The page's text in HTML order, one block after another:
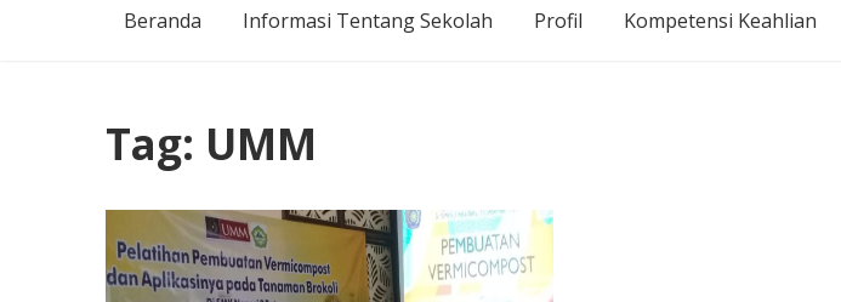
Beranda Informasi Tentang Sekolah Profil Kompetensi Keahlian
Tag: UMM